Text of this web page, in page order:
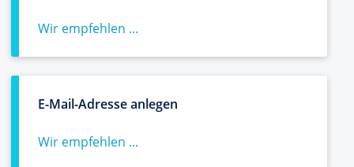
Wir empfehlen ...
E-Mail-Adresse anlegen
Wir empfehlen ...